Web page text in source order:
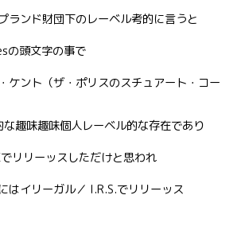
ランド財団下のレーベル考的に言うと
の頭文字の事で
ケント（ザ・ポリスのスチュアート・コー
趣味趣味個人レーベル的な存在であり
リリーッスしただけと思われ
はイリーガル／ I.R.S.でリリーッス